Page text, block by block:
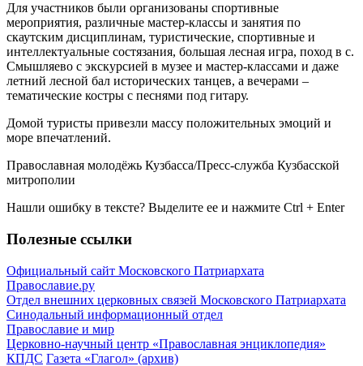
Для участников были организованы спортивные
мероприятия, различные мастер-классы и занятия по
скаутским дисциплинам, туристические, спортивные и
интеллектуальные состязания, большая лесная игра, поход в с.
Смышляево с экскурсией в музее и мастер-классами и даже
летний лесной бал исторических танцев, а вечерами –
тематические костры с песнями под гитару.
Домой туристы привезли массу положительных эмоций и
море впечатлений.
Православная молодёжь Кузбасса/Пресс-служба Кузбасской
митрополии
Нашли ошибку в тексте? Выделите ее и нажмите Ctrl + Enter
Полезные ссылки
Официальный сайт Московского Патриархата
Православие.ру
Отдел внешних церковных связей Московского Патриархата
Синодальный информационный отдел
Православие и мир
Церковно-научный центр «Православная энциклопедия»
КПДС Газета «Глагол» (архив)